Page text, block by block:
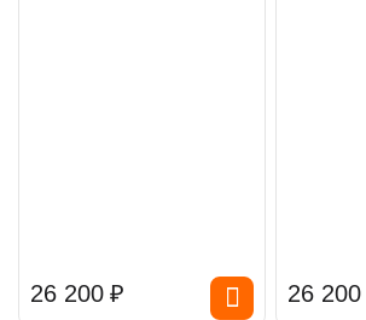
26 200 ₽ 26 200